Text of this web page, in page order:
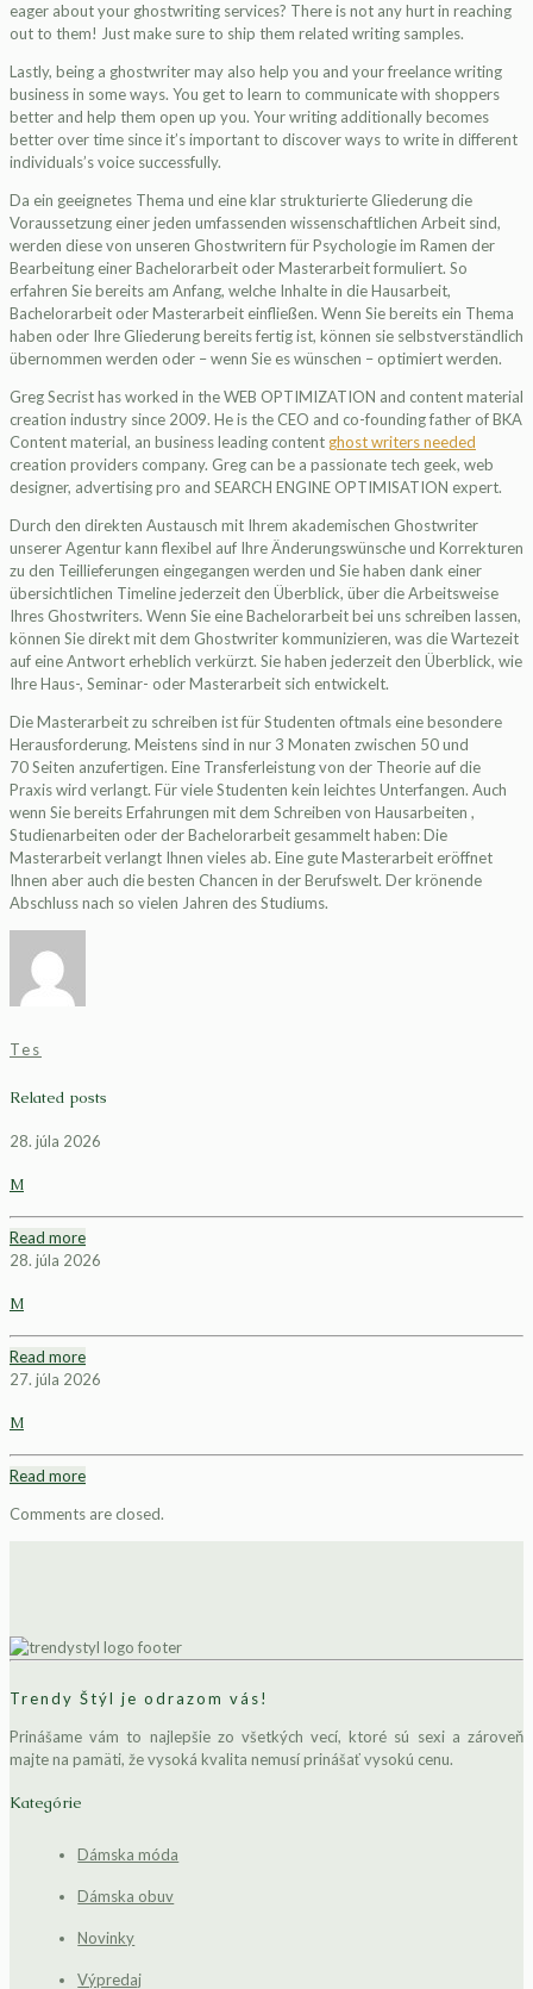
eager about your ghostwriting services? There is not any hurt in reaching
out to them! Just make sure to ship them related writing samples.
Lastly, being a ghostwriter may also help you and your freelance writing
business in some ways. You get to learn to communicate with shoppers
better and help them open up you. Your writing additionally becomes
better over time since it’s important to discover ways to write in different
individuals’s voice successfully.
Da ein geeignetes Thema und eine klar strukturierte Gliederung die
Voraussetzung einer jeden umfassenden wissenschaftlichen Arbeit sind,
werden diese von unseren Ghostwritern für Psychologie im Ramen der
Bearbeitung einer Bachelorarbeit oder Masterarbeit formuliert. So
erfahren Sie bereits am Anfang, welche Inhalte in die Hausarbeit,
Bachelorarbeit oder Masterarbeit einfließen. Wenn Sie bereits ein Thema
haben oder Ihre Gliederung bereits fertig ist, können sie selbstverständlich
übernommen werden oder – wenn Sie es wünschen – optimiert werden.
Greg Secrist has worked in the WEB OPTIMIZATION and content material
creation industry since 2009. He is the CEO and co-founding father of BKA
Content material, an business leading content ghost writers needed
creation providers company. Greg can be a passionate tech geek, web
designer, advertising pro and SEARCH ENGINE OPTIMISATION expert.
Durch den direkten Austausch mit Ihrem akademischen Ghostwriter
unserer Agentur kann flexibel auf Ihre Änderungswünsche und Korrekturen
zu den Teillieferungen eingegangen werden und Sie haben dank einer
übersichtlichen Timeline jederzeit den Überblick, über die Arbeitsweise
Ihres Ghostwriters. Wenn Sie eine Bachelorarbeit bei uns schreiben lassen,
können Sie direkt mit dem Ghostwriter kommunizieren, was die Wartezeit
auf eine Antwort erheblich verkürzt. Sie haben jederzeit den Überblick, wie
Ihre Haus-, Seminar- oder Masterarbeit sich entwickelt.
Die Masterarbeit zu schreiben ist für Studenten oftmals eine besondere
Herausforderung. Meistens sind in nur 3 Monaten zwischen 50 und
70 Seiten anzufertigen. Eine Transferleistung von der Theorie auf die
Praxis wird verlangt. Für viele Studenten kein leichtes Unterfangen. Auch
wenn Sie bereits Erfahrungen mit dem Schreiben von Hausarbeiten ,
Studienarbeiten oder der Bachelorarbeit gesammelt haben: Die
Masterarbeit verlangt Ihnen vieles ab. Eine gute Masterarbeit eröffnet
Ihnen aber auch die besten Chancen in der Berufswelt. Der krönende
Abschluss nach so vielen Jahren des Studiums.
Tes
Related posts
28. júla 2026
M
Read more
28. júla 2026
M
Read more
27. júla 2026
M
Read more
Comments are closed.
Trendy Štýl je odrazom vás!
Prinášame vám to najlepšie zo všetkých vecí, ktoré sú sexi a zároveň
majte na pamäti, že vysoká kvalita nemusí prinášať vysokú cenu.
Kategórie
Dámska móda
Dámska obuv
Novinky
Výpredaj